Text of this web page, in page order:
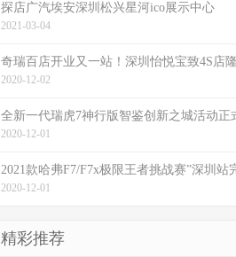
探店广汽埃安深圳松兴星河ico展示中心
2021-03-04
奇瑞百店开业又一站！深圳怡悦宝致4S店
2020-12-02
全新一代瑞虎7神行版智鉴创新之城活动正
2020-12-01
2021款哈弗F7/F7x极限王者挑战赛”深圳站
2020-12-01
精彩推荐